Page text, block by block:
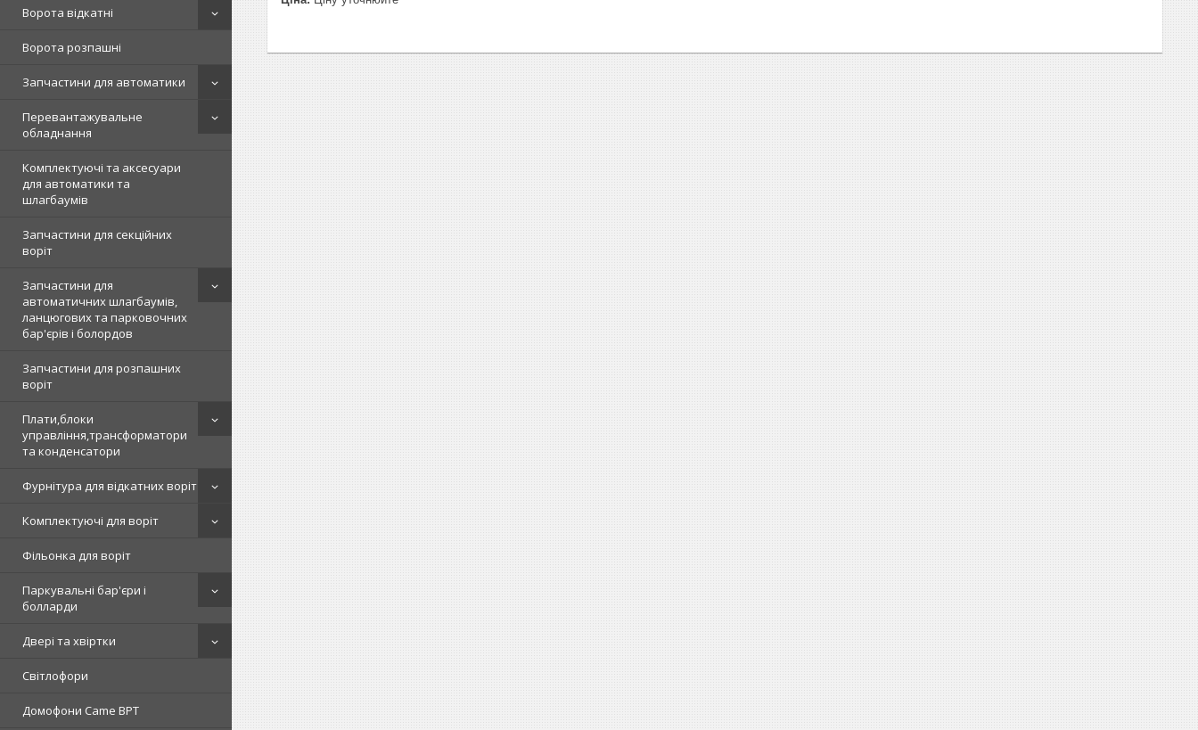
Ворота відкатні
Ворота розпашні
Запчастини для автоматики
Перевантажувальне
обладнання
Комплектуючі та аксесуари
для автоматики та
шлагбаумів
Запчастини для секційних
воріт
Запчастини для
автоматичних шлагбаумів,
ланцюгових та парковочних
бар'єрів і болордов
Запчастини для розпашних
воріт
Плати,блоки
управління,трансформатори
та конденсатори
Фурнітура для відкатних воріт
Комплектуючі для воріт
Фільонка для воріт
Паркувальні бар'єри і
болларди
Двері та хвіртки
Світлофори
Домофони Came BPT